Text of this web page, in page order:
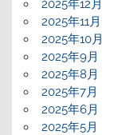
2025年12月
2025年11月
2025年10月
2025年9月
2025年8月
2025年7月
2025年6月
2025年5月